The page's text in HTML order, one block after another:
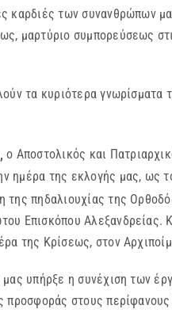
καρδιές των συνανθρώπων
μαρτύριο συμπορεύσεως
τα κυριότερα
ο Αποστολικός και
ημέρα της εκλογής μας, ως
της πηδαλιουχίας της
Επισκόπου Αλεξανδρείας.
της Κρίσεως, στον
υπήρξε η συνέχιση των
προσφοράς στους